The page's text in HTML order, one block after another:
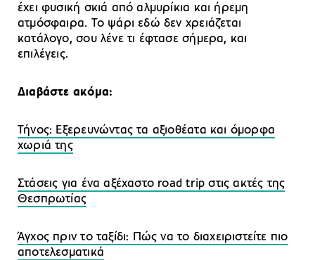
έχει φυσική σκιά από αλμυρίκια και ήρεμη
ατμόσφαιρα. Το ψάρι εδώ δεν χρειάζεται
κατάλογο, σου λένε τι έφτασε σήμερα, και
επιλέγεις.
Διαβάστε ακόμα:
Τήνος: Εξερευνώντας τα αξιοθέατα και όμορφα
χωριά της
Στάσεις για ένα αξέχαστο road trip στις ακτές της
Θεσπρωτίας
Άγχος πριν το ταξίδι: Πώς να το διαχειριστείτε πιο
αποτελεσματικά